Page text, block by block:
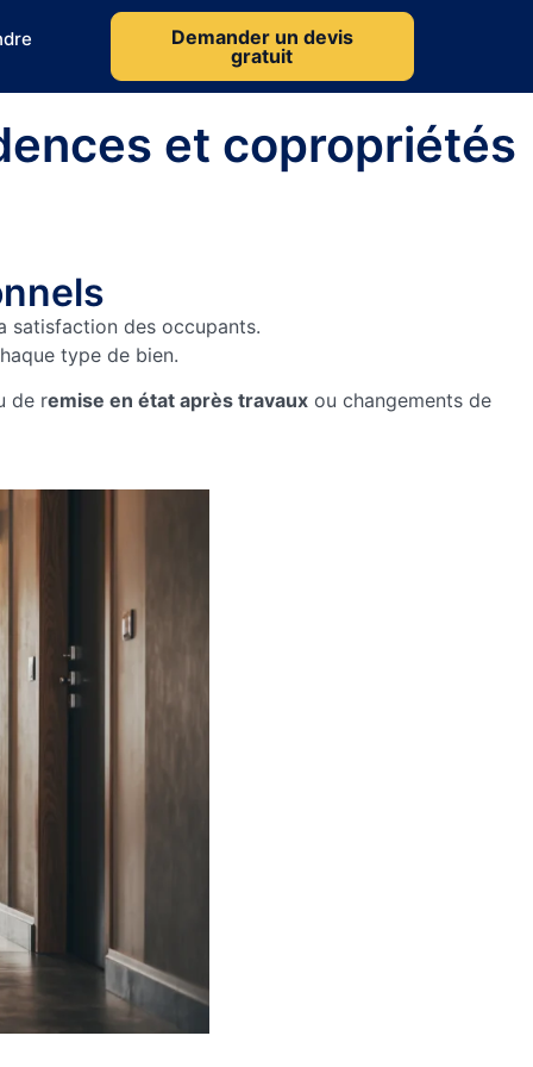
Demander un devis
gratuit
et copropriétés
satisfaction des occupants.
type de bien.
de remise en état après travaux ou changements de